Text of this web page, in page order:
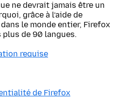
ne devrait jamais être un
grâce à l’aide de
le monde entier, Firefox
de 90 langues.
requise
de Firefox